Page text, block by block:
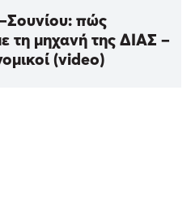
πώς
τη μηχανή της ΔΙΑΣ –
(video)